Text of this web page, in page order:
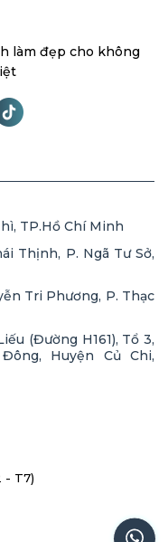
làm đẹp cho không
TP.Hồ Chí Minh
Thịnh, P. Ngã Tư Sở,
Tri Phương, P. Thạc
(Đường H161), Tổ 3,
Huyện Củ Chi,
- T7)